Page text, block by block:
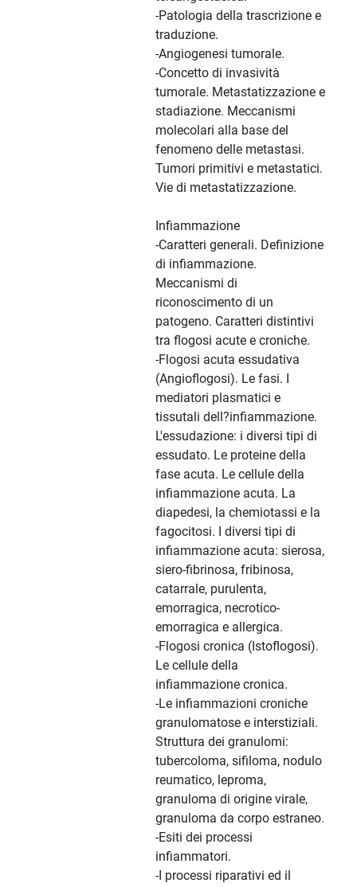
-Patologia della trascrizione e
traduzione.
-Angiogenesi tumorale.
-Concetto di invasività
tumorale. Metastatizzazione e
stadiazione. Meccanismi
molecolari alla base del
fenomeno delle metastasi.
Tumori primitivi e metastatici.
Vie di metastatizzazione.
Infiammazione
-Caratteri generali. Definizione
di infiammazione.
Meccanismi di
riconoscimento di un
patogeno. Caratteri distintivi
tra flogosi acute e croniche.
-Flogosi acuta essudativa
(Angioflogosi). Le fasi. I
mediatori plasmatici e
tissutali dell?infiammazione.
L'essudazione: i diversi tipi di
essudato. Le proteine della
fase acuta. Le cellule della
infiammazione acuta. La
diapedesi, la chemiotassi e la
fagocitosi. I diversi tipi di
infiammazione acuta: sierosa,
siero-fibrinosa, fribinosa,
catarrale, purulenta,
emorragica, necrotico-
emorragica e allergica.
-Flogosi cronica (Istoflogosi).
Le cellule della
infiammazione cronica.
-Le infiammazioni croniche
granulomatose e interstiziali.
Struttura dei granulomi:
tubercoloma, sifiloma, nodulo
reumatico, leproma,
granuloma di origine virale,
granuloma da corpo estraneo.
-Esiti dei processi
infiammatori.
-I processi riparativi ed il